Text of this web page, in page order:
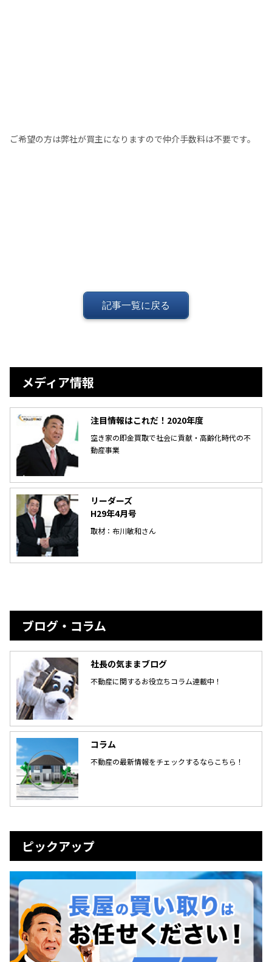
ご希望の方は弊社が買主になりますので仲介手数料は不要です。
記事一覧に戻る
メディア情報
注目情報はこれだ！2020年度
空き家の即金買取で社会に貢献・高齢化時代の不
動産事業
リーダーズ
H29年4月号
取材：布川敏和さん
ブログ・コラム
社長の気ままブログ
不動産に関するお役立ちコラム連載中！
コラム
不動産の最新情報をチェックするならこちら！
ピックアップ